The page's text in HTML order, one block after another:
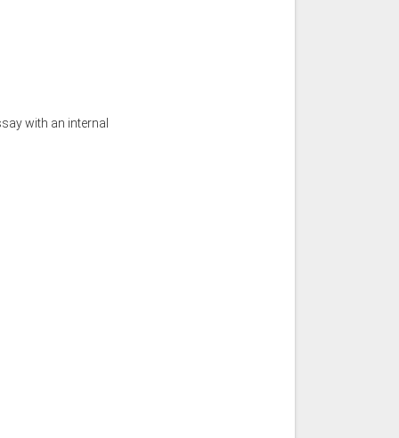
with an internal